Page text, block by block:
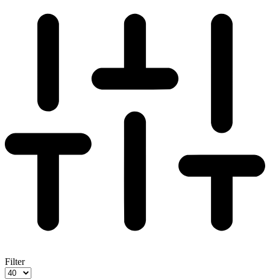
Filter